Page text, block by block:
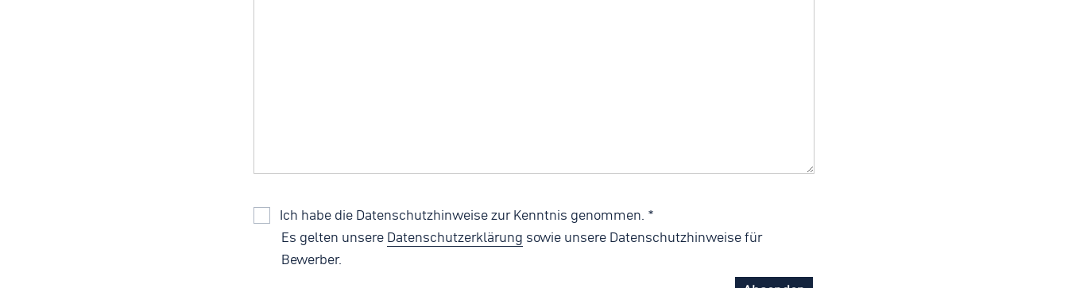
Ich habe die Datenschutzhinweise zur Kenntnis genommen. *
Es gelten unsere Datenschutzerklärung sowie unsere Datenschutzhinweise für
Bewerber.